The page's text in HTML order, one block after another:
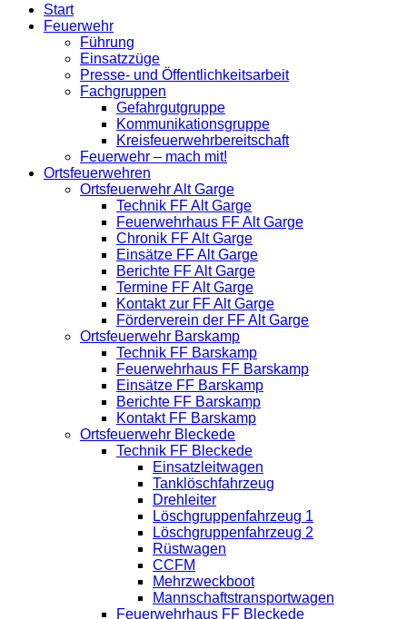
Start
Feuerwehr
Führung
Einsatzzüge
Presse- und Öffentlichkeitsarbeit
Fachgruppen
Gefahrgutgruppe
Kommunikationsgruppe
Kreisfeuerwehrbereitschaft
Feuerwehr – mach mit!
Ortsfeuerwehren
Ortsfeuerwehr Alt Garge
Technik FF Alt Garge
Feuerwehrhaus FF Alt Garge
Chronik FF Alt Garge
Einsätze FF Alt Garge
Berichte FF Alt Garge
Termine FF Alt Garge
Kontakt zur FF Alt Garge
Förderverein der FF Alt Garge
Ortsfeuerwehr Barskamp
Technik FF Barskamp
Feuerwehrhaus FF Barskamp
Einsätze FF Barskamp
Berichte FF Barskamp
Kontakt FF Barskamp
Ortsfeuerwehr Bleckede
Technik FF Bleckede
Einsatzleitwagen
Tanklöschfahrzeug
Drehleiter
Löschgruppenfahrzeug 1
Löschgruppenfahrzeug 2
Rüstwagen
CCFM
Mehrzweckboot
Mannschaftstransportwagen
Feuerwehrhaus FF Bleckede